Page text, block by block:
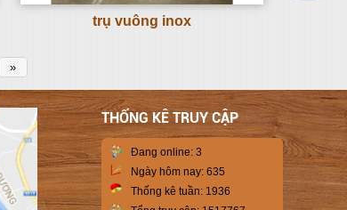
trụ vuông inox
»
THỐNG KÊ TRUY CẬP
Đang online: 3
Ngày hôm nay: 635
Thống kê tuần: 1936